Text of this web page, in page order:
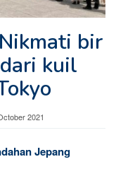
bir
kuil
2021
Jepang